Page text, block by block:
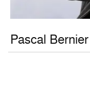
Pascal Bernier